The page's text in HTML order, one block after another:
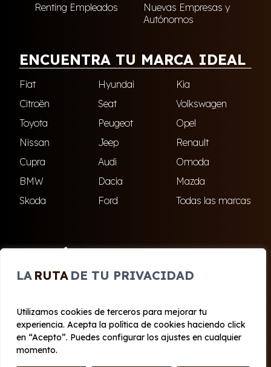
LA RUTA DE TU PRIVACIDAD
Utilizamos cookies de terceros para mejorar tu
experiencia. Acepta la política de cookies haciendo click
en “Acepto”. Puedes configurar los ajustes en cualquier
momento.
Renting Empleados
Nuevas Empresas y
Autónomos
ENCUENTRA TU MARCA IDEAL
Fiat Hyundai
Kia
Citroën
Seat
Volkswagen
Toyota
Peugeot
Opel
Nissan
Jeep
Renault
Cupra
Audi
Omoda
BMW
Dacia
Mazda
Skoda
Ford Todas las marcas
El Ejido Roquetas de Mar
© 2020 - 2026 Cabo Renting
Aviso legal y Privacidad